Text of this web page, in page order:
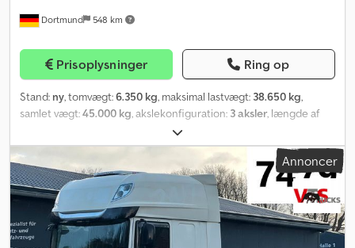
Dortmund 548 km
Prisoplysninger Ring op
Stand: ny, tomvægt:6.350 kg, maksimal lastvægt: 38.650 kg,
samlet vægt:45.000 kg, akslekonfiguration: 3 aksler, længde af
, læsningsbredde:
dækstørrelse:385/65 R22,5, Udstyr:ABS, Ladeflade: - 2 par
udvendigt klapbare surringsringe (LC 5.000 daN) - 24 par
udskæringer i yderrammen på ladefladen til fastgørelse af
surringsbånd (LC 2.000 daN) Støtteben: - JOST støtteben
(mekaniske) med 2-trins gear til 24 t løftekapacitet (50 t testlast)
Aksler og dæk: - BPW aksler, luftaffjedret, med skivebremser (430
Annoncer